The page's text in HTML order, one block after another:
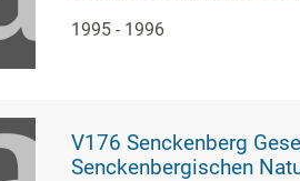
1995 - 1996
V176 Senckenberg Gesellschaft für
Senckenbergischen